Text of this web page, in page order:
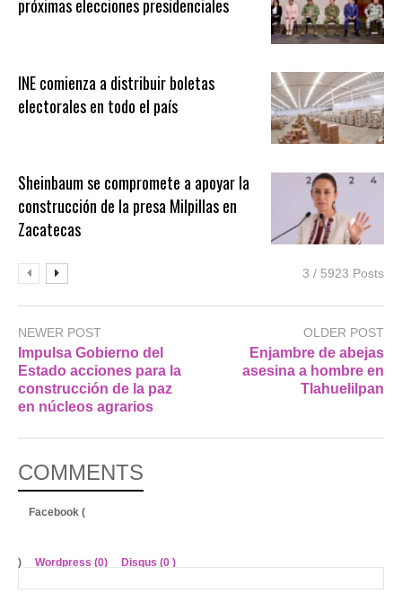
próximas elecciones presidenciales
INE comienza a distribuir boletas
electorales en todo el país
Sheinbaum se compromete a apoyar la
construcción de la presa Milpillas en
Zacatecas
3 / 5923 Posts
NEWER POST
Impulsa Gobierno del
Estado acciones para la
construcción de la paz
en núcleos agrarios
OLDER POST
Enjambre de abejas
asesina a hombre en
Tlahuelilpan
COMMENTS
Facebook (
) Wordpress (0) Disqus (0 )